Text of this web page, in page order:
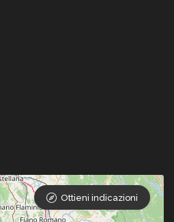
Ottieni indicazioni